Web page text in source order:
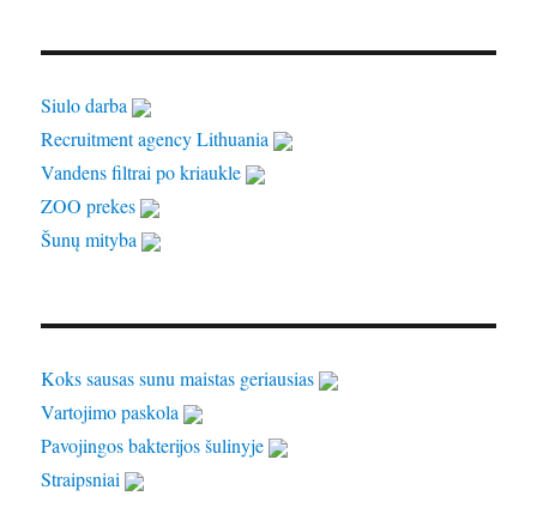
Siulo darba
Recruitment agency Lithuania
Vandens filtrai po kriaukle
ZOO prekes
Šunų mityba
Koks sausas sunu maistas geriausias
Vartojimo paskola
Pavojingos bakterijos šulinyje
Straipsniai